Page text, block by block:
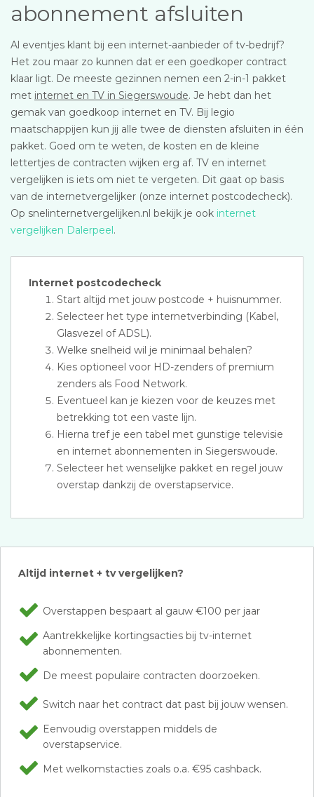
abonnement afsluiten
Al eventjes klant bij een internet-aanbieder of tv-bedrijf?
Het zou maar zo kunnen dat er een goedkoper contract
klaar ligt. De meeste gezinnen nemen een 2-in-1 pakket
met internet en TV in Siegerswoude. Je hebt dan het
gemak van goedkoop internet en TV. Bij legio
maatschappijen kun jij alle twee de diensten afsluiten in één
pakket. Goed om te weten, de kosten en de kleine
lettertjes de contracten wijken erg af. TV en internet
vergelijken is iets om niet te vergeten. Dit gaat op basis
van de internetvergelijker (onze internet postcodecheck).
Op snelinternetvergelijken.nl bekijk je ook internet
vergelijken Dalerpeel.
Internet postcodecheck
Start altijd met jouw postcode + huisnummer.
Selecteer het type internetverbinding (Kabel,
Glasvezel of ADSL).
Welke snelheid wil je minimaal behalen?
Kies optioneel voor HD-zenders of premium
zenders als Food Network.
Eventueel kan je kiezen voor de keuzes met
betrekking tot een vaste lijn.
Hierna tref je een tabel met gunstige televisie
en internet abonnementen in Siegerswoude.
Selecteer het wenselijke pakket en regel jouw
overstap dankzij de overstapservice.
Altijd internet + tv vergelijken?
Overstappen bespaart al gauw €100 per jaar
Aantrekkelijke kortingsacties bij tv-internet
abonnementen.
De meest populaire contracten doorzoeken.
Switch naar het contract dat past bij jouw wensen.
Eenvoudig overstappen middels de
overstapservice.
Met welkomstacties zoals o.a. €95 cashback.